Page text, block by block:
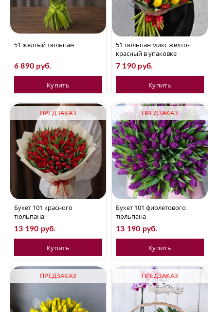
51 желтый тюльпан
6 890 руб.
Купить
51 тюльпан микс желто-
красный в упаковке
7 190 руб.
Купить
ПРЕДЗАКАЗ
Букет 101 красного
тюльпана
13 190 руб.
Купить
ПРЕДЗАКАЗ
Букет 101 фиолетового
тюльпана
13 190 руб.
Купить
ПРЕДЗАКАЗ ПРЕДЗАКАЗ